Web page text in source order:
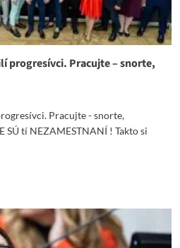
progresívci. Pracujte – snorte,
Pracujte - snorte,
SÚ tí NEZAMESTNANÍ ! Takto si